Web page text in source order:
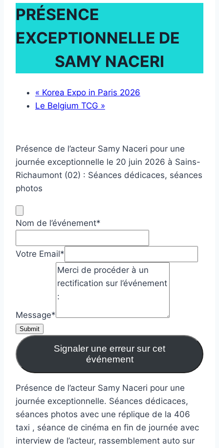
PRÉSENCE
EXCEPTIONNELLE DE
SAMY NACERI
« Korea Expo in Paris 2026
Le Belgium TCG »
Présence de l’acteur Samy Naceri pour une
journée exceptionnelle le 20 juin 2026 à Sains-
Richaumont (02) : Séances dédicaces, séances
photos
Nom de l’événement*
Votre Email*
Message*
Submit
Signaler une erreur sur cet
événement
Présence de l’acteur Samy Naceri pour une
journée exceptionnelle. Séances dédicaces,
séances photos avec une réplique de la 406
taxi , séance de cinéma en fin de journée avec
interview de l’acteur, rassemblement auto sur